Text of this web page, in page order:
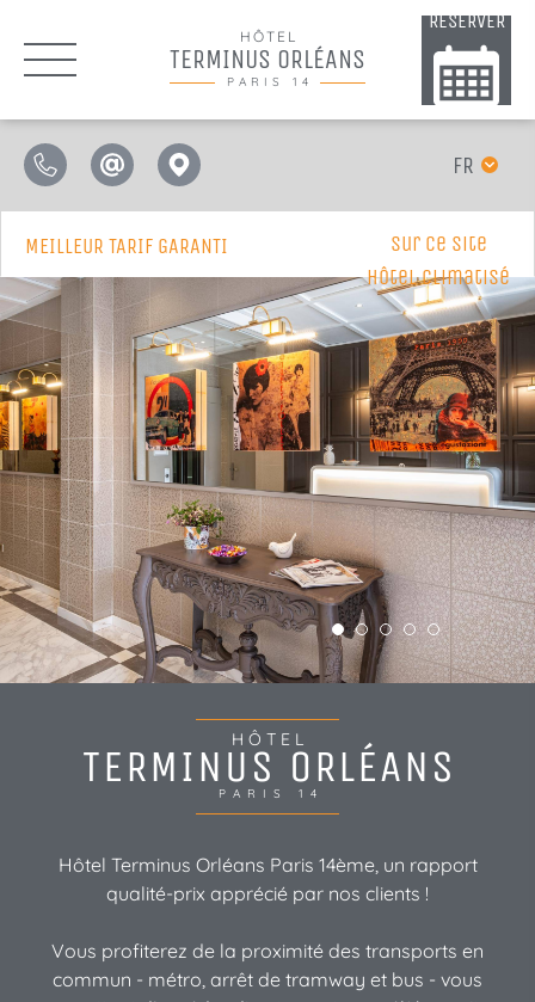
HÔTEL
TERMINUS ORLÉANS
PARIS 14
RÉSERVER
FR
MEILLEUR TARIF GARANTI
sur ce site
Hôtel Climatisé
HÔTEL
TERMINUS ORLÉANS
PARIS 14
Hôtel Terminus Orléans Paris 14ème, un rapport
qualité-prix apprécié par nos clients !
Vous profiterez de la proximité des transports en
commun - métro, arrêt de tramway et bus - vous